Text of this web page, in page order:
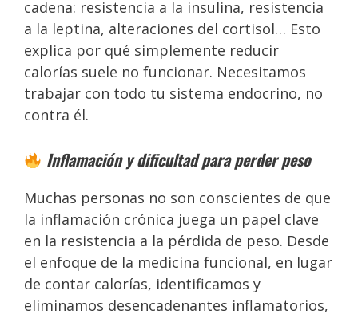
cadena: resistencia a la insulina, resistencia
a la leptina, alteraciones del cortisol… Esto
explica por qué simplemente reducir
calorías suele no funcionar. Necesitamos
trabajar con todo tu sistema endocrino, no
contra él.
Inflamación y dificultad para perder peso
Muchas personas no son conscientes de que
la inflamación crónica juega un papel clave
en la resistencia a la pérdida de peso. Desde
el enfoque de la medicina funcional, en lugar
de contar calorías, identificamos y
eliminamos desencadenantes inflamatorios,